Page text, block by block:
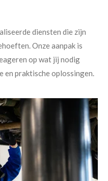
diensten die zijn
Onze aanpak is
op wat jij nodig
en praktische oplossingen.